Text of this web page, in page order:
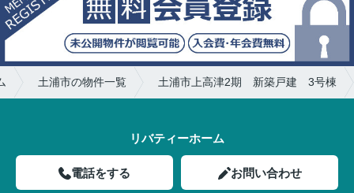
土浦市の物件一覧 土浦市上高津2期 新築戸建 3号棟
リバティーホーム
電話をする お問い合わせ